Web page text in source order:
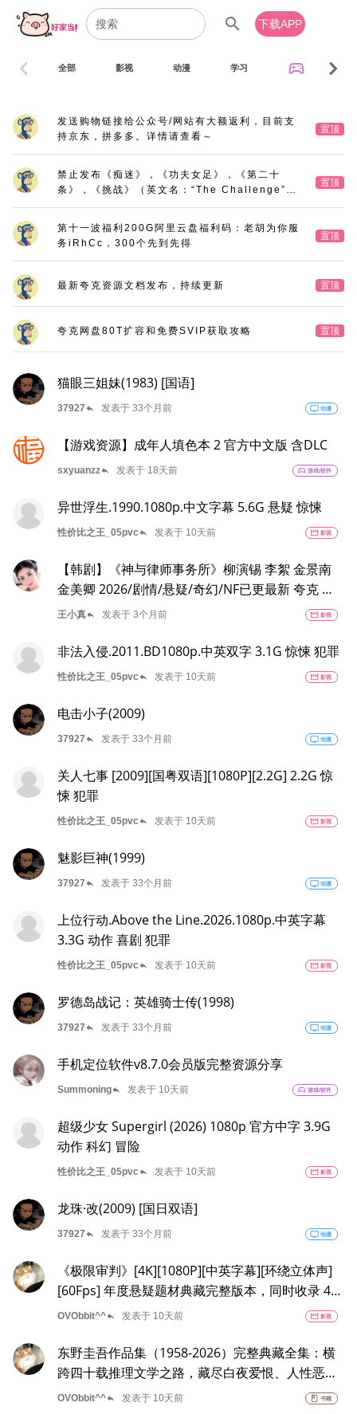
search 下载APP
全部 影视 动漫 学习 sports_esports
chevron_left chevron_right
发送购物链接给公众号/网站有大额返利，目前支
持京东，拼多多。详情请查看～
置顶
禁止发布《痴迷》，《功夫女足》，《第二十
条》，《挑战》（英文名：“The Challenge”，
又名：《深空拯救者》），《三大队》电影版
置顶
第十一波福利200G阿里云盘福利码：老胡为你服
务iRhCc，300个先到先得
置顶
最新夸克资源文档发布，持续更新 置顶
夸克网盘80T扩容和免费SVIP获取攻略 置顶
猫眼三姐妹(1983) [国语]
37927reply 发表于 33个月前 tv 动漫
【游戏资源】成年人填色本 2 官方中文版 含DLC
sxyuanzzreply 发表于 18天前 sports_esports 游戏/软件
异世浮生.1990.1080p.中文字幕 5.6G 悬疑 惊悚
性价比之王_05pvcreply 发表于 10天前 movie 影视
【韩剧】《神与律师事务所》柳演锡 李絮 金景南
金美卿 2026/剧情/悬疑/奇幻/NF已更最新 夸克 百
度
王小真reply 发表于 3个月前 movie 影视
非法入侵.2011.BD1080p.中英双字 3.1G 惊悚 犯罪
性价比之王_05pvcreply 发表于 10天前 movie 影视
电击小子(2009)
37927reply 发表于 33个月前 tv 动漫
关人七事 [2009][国粤双语][1080P][2.2G] 2.2G 惊
悚 犯罪
性价比之王_05pvcreply 发表于 10天前 movie 影视
魅影巨神(1999)
37927reply 发表于 33个月前 tv 动漫
上位行动.Above the Line.2026.1080p.中英字幕
3.3G 动作 喜剧 犯罪
性价比之王_05pvcreply 发表于 10天前 movie 影视
罗德岛战记：英雄骑士传(1998)
37927reply 发表于 33个月前 tv 动漫
手机定位软件v8.7.0会员版完整资源分享
Summoningreply 发表于 10天前 sports_esports 游戏/软件
超级少女 Supergirl (2026) 1080p 官方中字 3.9G
动作 科幻 冒险
性价比之王_05pvcreply 发表于 10天前 movie 影视
龙珠·改(2009) [国日双语]
37927reply 发表于 33个月前 tv 动漫
《极限审判》[4K][1080P][中英字幕][环绕立体声]
[60Fps] 年度悬疑题材典藏完整版本，同时收录 4K
超高清与 1080P 高清两套片源，全程 60 帧高帧率
帧校对中英双语字幕，还原影院级极致视听体验
OVObbit^^reply 发表于 10天前 movie 影视
东野圭吾作品集（1958-2026）完整典藏全集：横
跨四十载推理文学之路，藏尽白夜爱恨、人性恶意
与世间温柔
OVObbit^^reply 发表于 10天前 book 书籍